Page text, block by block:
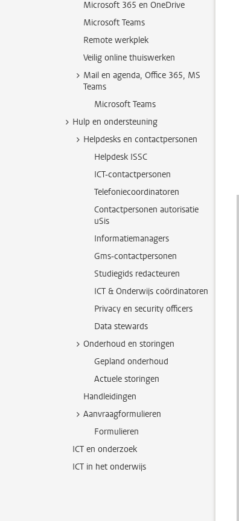
Microsoft 365 en OneDrive
Microsoft Teams
Remote werkplek
Veilig online thuiswerken
Mail en agenda, Office 365, MS
Teams
Microsoft Teams
Hulp en ondersteuning
Helpdesks en contactpersonen
Helpdesk ISSC
ICT-contactpersonen
Telefoniecoordinatoren
Contactpersonen autorisatie
uSis
Informatiemanagers
Gms-contactpersonen
Studiegids redacteuren
ICT & Onderwijs coördinatoren
Privacy en security officers
Data stewards
Onderhoud en storingen
Gepland onderhoud
Actuele storingen
Handleidingen
Aanvraagformulieren
Formulieren
ICT en onderzoek
ICT in het onderwijs